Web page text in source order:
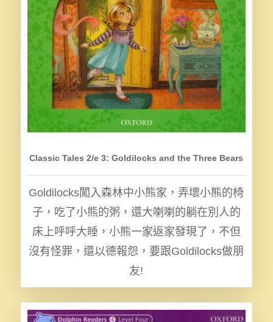
Classic Tales 2/e 3: Goldilocks and the Three Bears
Goldilocks闖入森林中小熊家，弄壞小熊的椅
子，吃了小熊的粥，還大喇喇的躺在別人的
床上呼呼大睡，小熊一家返家發現了，不但
沒有怪罪，還以德報怨，要跟Goldilocks做朋
友!